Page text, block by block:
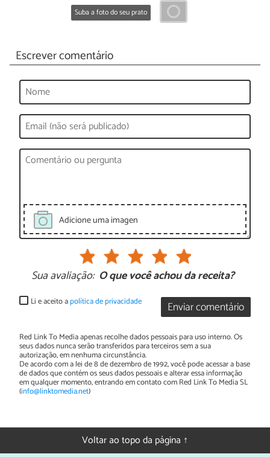
Suba a foto do seu prato
Escrever comentário
Adicione uma imagen
Sua avaliação: O que você achou da receita?
Enviar comentário
Li e aceito apolítica de privacidade
Red Link To Media apenas recolhe dados pessoais para uso interno. Os
seus dados nunca serão transferidos para terceiros sem a sua
autorização, em nenhuma circunstância.
De acordo com a lei de 8 de dezembro de 1992, você pode acessar a base
de dados que contém os seus dados pessoais e alterar essa informação
em qualquer momento, entrando em contato com Red Link To Media SL
(info@linktomedia.net)
Voltar ao topo da página ↑